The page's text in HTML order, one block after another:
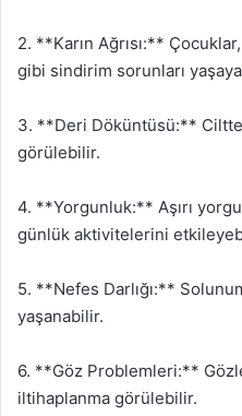
2. **Karın Ağrısı:**
gibi sindirim sorunları
3. **Deri Döküntüsü:** Ciltte
görülebilir.
4. **Yorgunluk:** Aşırı
günlük aktivitelerini
5. **Nefes Darlığı:**
yaşanabilir.
6. **Göz Problemleri:**
iltihaplanma görülebilir.